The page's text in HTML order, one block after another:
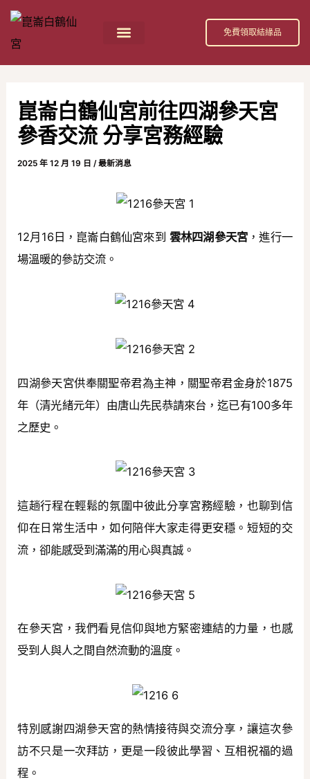
免費領取結緣品
崑崙白鶴仙宮前往四湖參天宮
參香交流 分享宮務經驗
2025 年 12 月 19 日/最新消息
12月16日，崑崙白鶴仙宮來到 雲林四湖參天宮 ，進行一
場溫暖的參訪交流。
四湖參天宮供奉關聖帝君為主神，關聖帝君金身於1875
年（清光緒元年）由唐山先民恭請來台，迄已有100多年
之歷史。
這趟行程在輕鬆的氛圍中彼此分享宮務經驗，也聊到信
仰在日常生活中，如何陪伴大家走得更安穩。短短的交
流，卻能感受到滿滿的用心與真誠。
在參天宮，我們看見信仰與地方緊密連結的力量，也感
受到人與人之間自然流動的溫度。
特別感謝四湖參天宮的熱情接待與交流分享，讓這次參
訪不只是一次拜訪，更是一段彼此學習、互相祝福的過
程。
Post